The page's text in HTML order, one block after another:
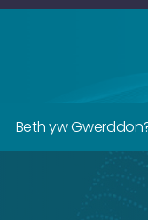
Beth yw